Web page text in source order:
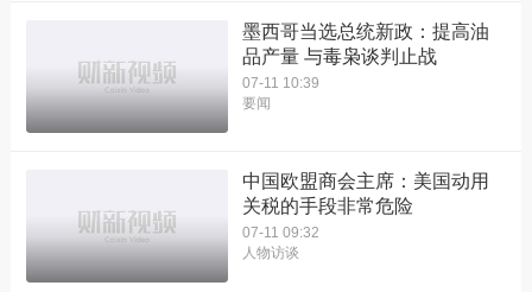
墨西哥当选总统新政：提高油
品产量 与毒枭谈判止战
07-11 10:39
要闻
中国欧盟商会主席：美国动用
关税的手段非常危险
07-11 09:32
人物访谈